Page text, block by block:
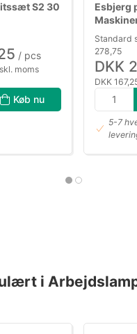
S2 30
/ pcs
moms
Køb nu
Esbjerg
3/4 ltr
Standard
278,75
DKK
DKK
5-7
i